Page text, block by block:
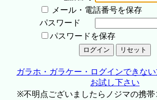
メール・電話番号を保存
パスワード
パスワードを保存
ガラホ・ガラケー・ログインできな
お試し下さい
※不明点ございましたらノジマの携帯